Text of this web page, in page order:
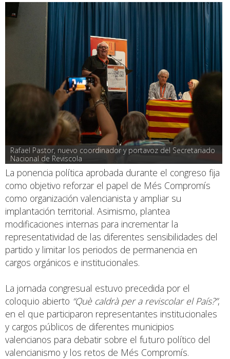
Rafael Pastor, nuevo coordinador y portavoz del Secretariado
Nacional de Reviscola
La ponencia política aprobada durante el congreso fija
como objetivo reforzar el papel de Més Compromís
como organización valencianista y ampliar su
implantación territorial. Asimismo, plantea
modificaciones internas para incrementar la
representatividad de las diferentes sensibilidades del
partido y limitar los periodos de permanencia en
cargos orgánicos e institucionales.
La jornada congresual estuvo precedida por el
coloquio abierto “Què caldrà per a reviscolar el País?”,
en el que participaron representantes institucionales
y cargos públicos de diferentes municipios
valencianos para debatir sobre el futuro político del
valencianismo y los retos de Més Compromís.